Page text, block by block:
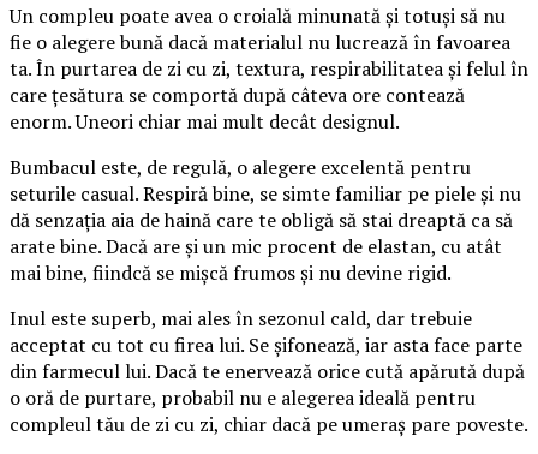
Un compleu poate avea o croială minunată și totuși să nu
fie o alegere bună dacă materialul nu lucrează în favoarea
ta. În purtarea de zi cu zi, textura, respirabilitatea și felul în
care țesătura se comportă după câteva ore contează
enorm. Uneori chiar mai mult decât designul.
Bumbacul este, de regulă, o alegere excelentă pentru
seturile casual. Respiră bine, se simte familiar pe piele și nu
dă senzația aia de haină care te obligă să stai dreaptă ca să
arate bine. Dacă are și un mic procent de elastan, cu atât
mai bine, fiindcă se mișcă frumos și nu devine rigid.
Inul este superb, mai ales în sezonul cald, dar trebuie
acceptat cu tot cu firea lui. Se șifonează, iar asta face parte
din farmecul lui. Dacă te enervează orice cută apărută după
o oră de purtare, probabil nu e alegerea ideală pentru
compleul tău de zi cu zi, chiar dacă pe umeraș pare poveste.